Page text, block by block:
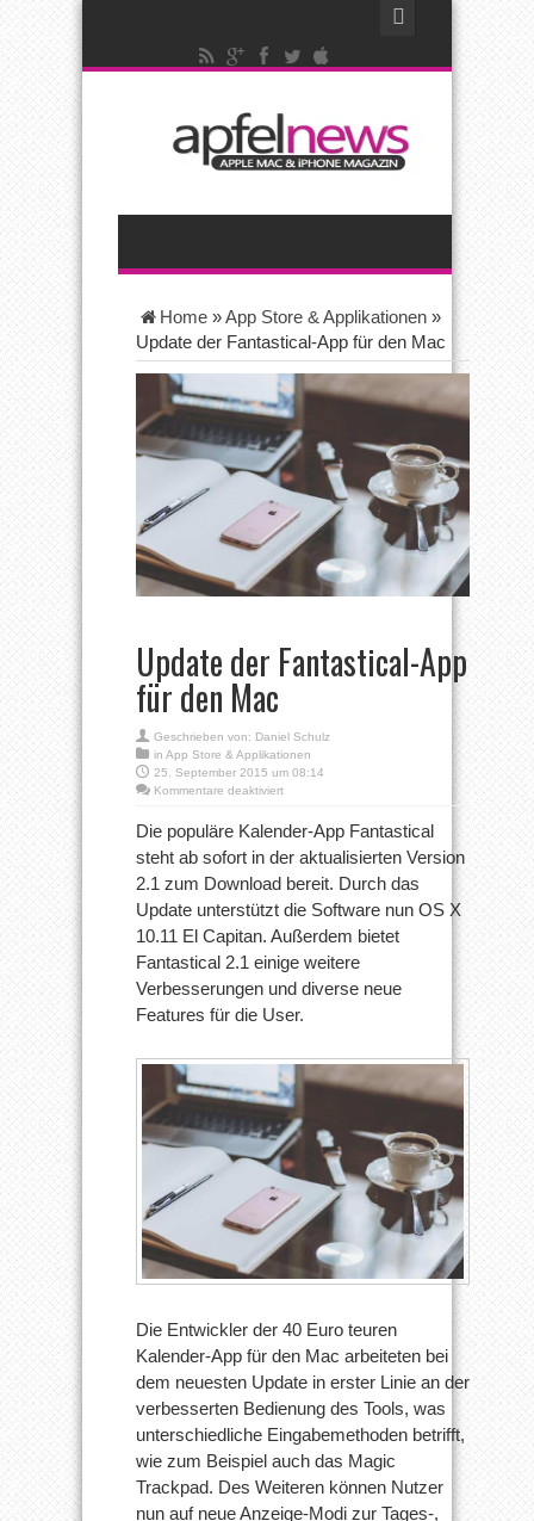
Home »App Store & Applikationen »
Update der Fantastical-App für den Mac
Update der Fantastical-App
für den Mac
Geschrieben von: Daniel Schulz
in App Store & Applikationen
25. September 2015 um 08:14
Kommentare deaktiviertfür
der
Fantastical-
App
den
Mac
Die populäre Kalender-App Fantastical
steht ab sofort in der aktualisierten Version
2.1 zum Download bereit. Durch das
Update unterstützt die Software nun OS X
10.11 El Capitan. Außerdem bietet
Fantastical 2.1 einige weitere
Verbesserungen und diverse neue
Features für die User.
Die Entwickler der 40 Euro teuren
Kalender-App für den Mac arbeiteten bei
dem neuesten Update in erster Linie an der
verbesserten Bedienung des Tools, was
unterschiedliche Eingabemethoden betrifft,
wie zum Beispiel auch das Magic
Trackpad. Des Weiteren können Nutzer
nun auf neue Anzeige-Modi zur Tages-,